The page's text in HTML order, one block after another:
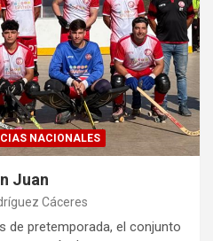
NACIONALES
Juan
Cáceres
de pretemporada, el conjunto